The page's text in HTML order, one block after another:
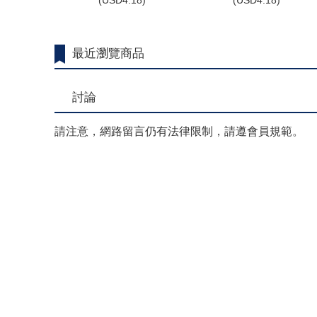
最近瀏覽商品
討論
請注意，網路留言仍有法律限制，請遵會員規範。